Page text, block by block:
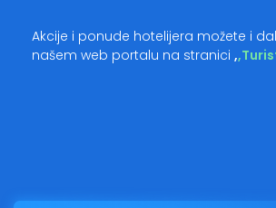
Akcije i ponude hotelijera možete i
našem web portalu na stranici ,